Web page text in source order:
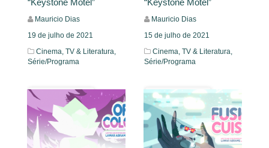
Mauricio Dias
19 de julho de 2021
Cinema, TV & Literatura,
Série/Programa
Leia Mais
Mauricio Dias
15 de julho de 2021
Cinema, TV & Literatura,
Série/Programa
Leia Mais